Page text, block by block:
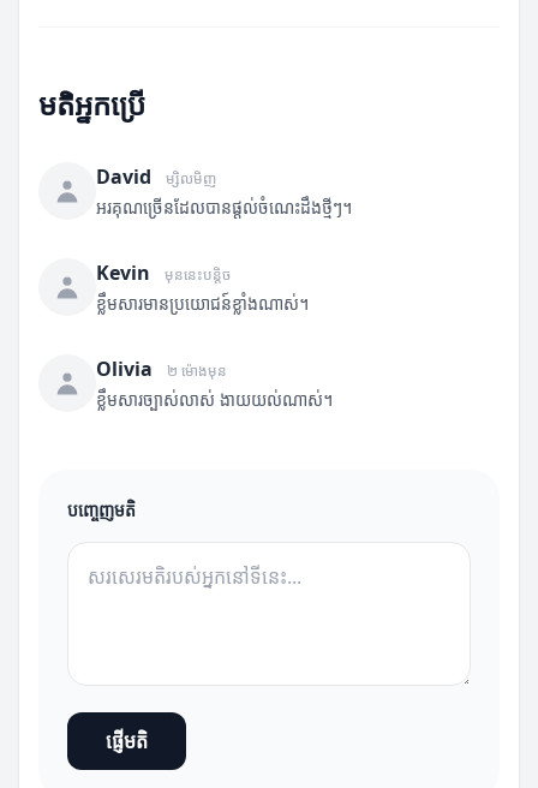
មតិអ្នកប្រើ
David ម្សិលមិញ
អរគុណច្រើនដែលបានផ្តល់ចំណេះដឹងថ្មីៗ។
Kevin មុននេះបន្តិច
ខ្លឹមសារមានប្រយោជន៍ខ្លាំងណាស់។
Olivia ២ ម៉ោងមុន
ខ្លឹមសារច្បាស់លាស់ ងាយយល់ណាស់។
បញ្ចេញមតិ
ផ្ញើមតិ